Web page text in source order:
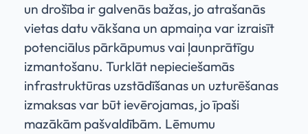
un drošība ir galvenās bažas, jo atrašanās
vietas datu vākšana un apmaiņa var izraisīt
potenciālus pārkāpumus vai ļaunprātīgu
izmantošanu. Turklāt nepieciešamās
infrastruktūras uzstādīšanas un uzturēšanas
izmaksas var būt ievērojamas, jo īpaši
mazākām pašvaldībām. Lēmumu